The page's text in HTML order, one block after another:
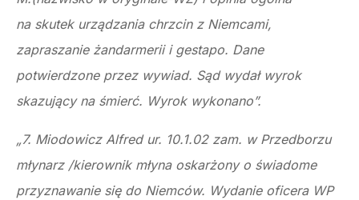
na skutek urządzania chrzcin z Niemcami,
zapraszanie żandarmerii i gestapo. Dane
potwierdzone przez wywiad. Sąd wydał wyrok
skazujący na śmierć. Wyrok wykonano”.
„7. Miodowicz Alfred ur. 10.1.02 zam. w Przedborzu
młynarz /kierownik młyna oskarżony o świadome
przyznawanie się do Niemców. Wydanie oficera WP